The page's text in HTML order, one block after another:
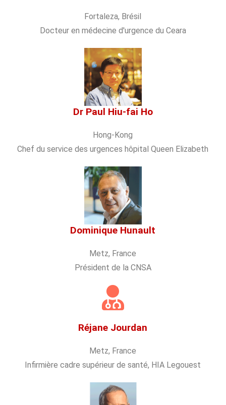
Fortaleza, Brésil
Docteur en médecine d'urgence du Ceara
Dr Paul Hiu-fai Ho
Hong-Kong
Chef du service des urgences hôpital Queen Elizabeth
Dominique Hunault
Metz, France
Président de la CNSA
Réjane Jourdan
Metz, France
Infirmière cadre supérieur de santé, HIA Legouest